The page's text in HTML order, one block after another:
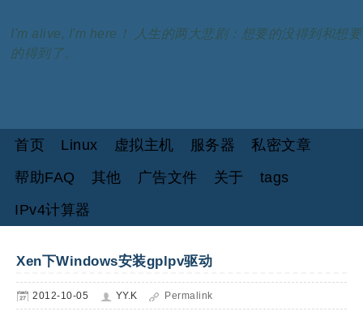
I'm alive, I'm here！ 人生的两大悲剧：想要的没得到和想要
的得到了。
首页 Linux 虚拟主机 服务器
私密文章
帮助FAQ
其他 广告文件 关于
tags
IPv4计算器
Xen下Windows安装gplpv驱动
2012-10-05 YY.K Permalink